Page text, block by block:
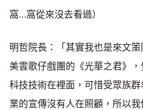
窩…窩從來沒去看過）
明哲院長：「其實我也是來文
美雲歌仔戲團的《光華之君》
科技技術在裡面，可惜受眾族
業的宣傳沒有人在照顧，所以